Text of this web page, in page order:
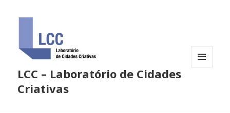
LCC – Laboratório de Cidades
Criativas